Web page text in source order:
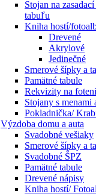
Stojan na
tabuľu
Kniha hostí/
Drevené
Akrylové
Jedinečné
Smerové šípky a
Pamätné tabule
Rekvizity na
Stojany s menami
Pokladnička/
Výzdoba domu a auta
Svadobné vešiaky
Smerové šípky a
Svadobné ŠPZ
Pamätné tabule
Drevené nápisy
Kniha hostí/